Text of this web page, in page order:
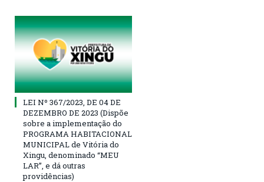
LEI Nº 367/2023, DE 04 DE
DEZEMBRO DE 2023 (Dispõe
sobre a implementação do
PROGRAMA HABITACIONAL
MUNICIPAL de Vitória do
Xingu, denominado “MEU
LAR”, e dá outras
providências)